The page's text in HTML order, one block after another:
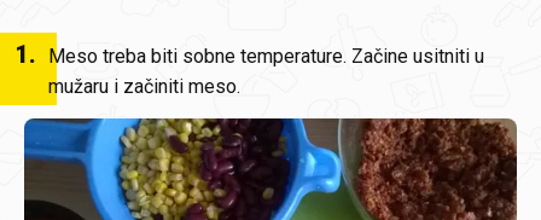
1.
Meso treba biti sobne temperature. Začine usitniti u
mužaru i začiniti meso.